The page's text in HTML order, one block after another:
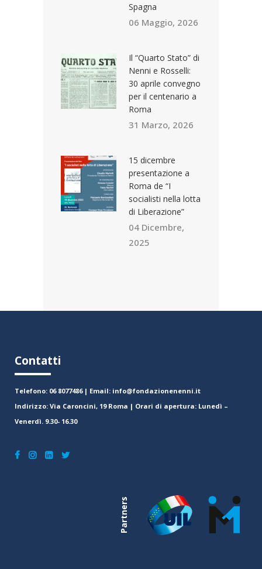
Spagna
06 Maggio, 2026
Il “Quarto Stato” di
Nenni e Rosselli:
30 aprile convegno
per il centenario a
Roma
31 Marzo, 2026
15 dicembre
presentazione a
Roma de “I
socialisti nella lotta
di Liberazione”
04 Dicembre,
2025
Contatti
Telefono: 06 8077486 | Email: info@fondazionenenni.it
Indirizzo: Via Caroncini, 19 Roma | Orari di apertura: Lunedì –
Venerdì. 9.30- 16.30
Partners